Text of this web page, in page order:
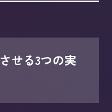
せる3つの実